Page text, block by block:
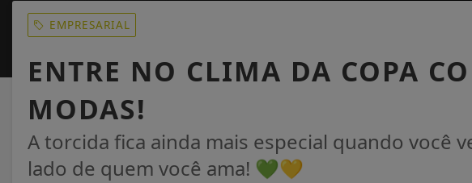
EMPRESARIAL
ENTRE NO CLIMA DA COPA
MODAS!
A torcida fica ainda mais especial quando você
lado de quem você ama! 💚💛